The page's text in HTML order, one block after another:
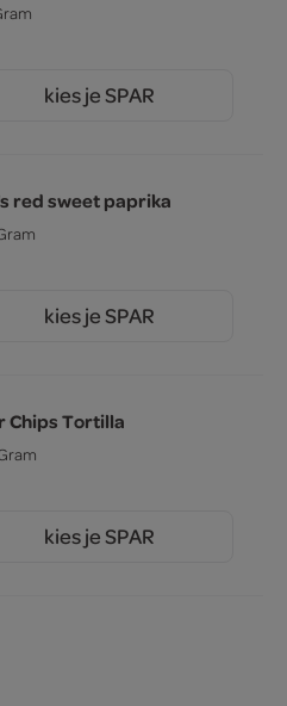
kies je SPAR
red sweet paprika
kies je SPAR
Chips Tortilla
kies je SPAR